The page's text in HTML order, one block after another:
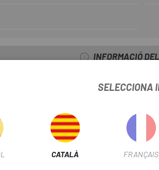
INFORMACIÓ
de 9 velocitats, la cadena HG-53
-10%
SELECCIONA
CATALÀ FRANÇAIS